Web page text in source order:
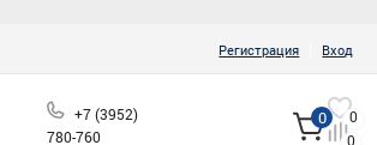
Регистрация Вход
+7 (3952)
780-760
0
0
0